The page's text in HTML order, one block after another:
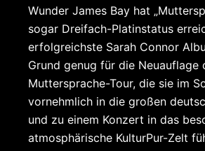
Wunder James Bay hat
sogar Dreifach-Platinstatus
erfolgreichste Sarah Connor
Grund genug für die Neuauflage
Muttersprache-Tour, die sie im
vornehmlich in die großen
und zu einem Konzert in das
atmosphärische KulturPur-Zelt